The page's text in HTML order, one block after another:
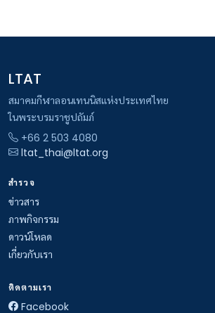
LTAT
สมาคมกีฬาลอนเทนนิสแห่งประเทศไทย
ในพระบรมราชูปถัมภ์
+66 2 503 4080
ltat_thai@ltat.org
สำรวจ
ข่าวสาร
ภาพกิจกรรม
ดาวน์โหลด
เกี่ยวกับเรา
ติดตามเรา
Facebook